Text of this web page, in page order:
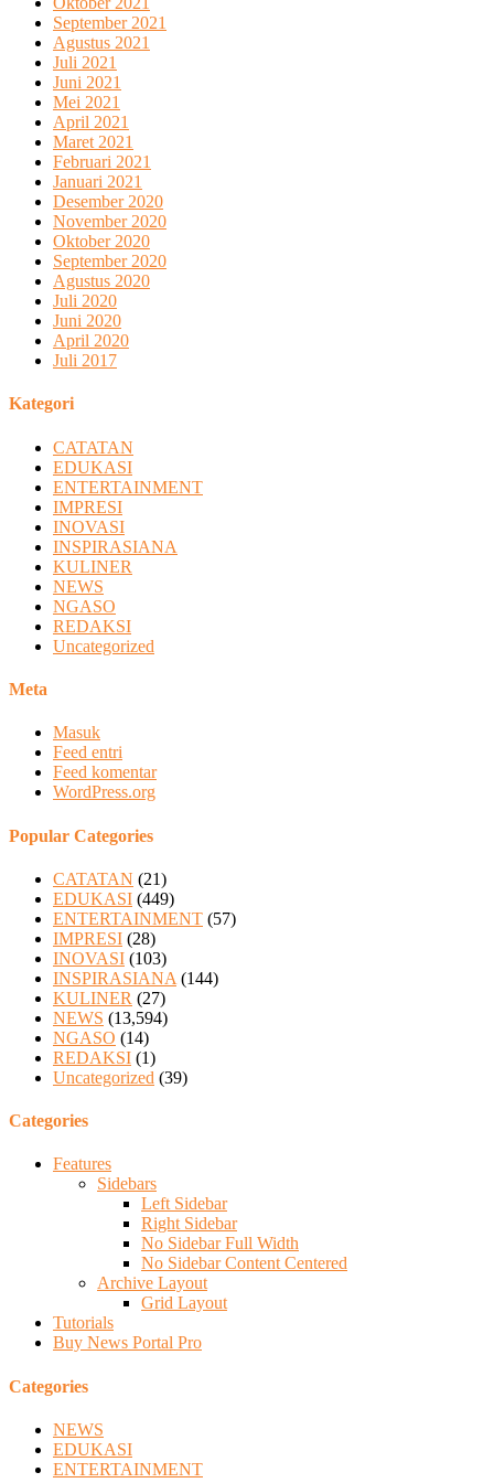
September 2021
Agustus 2021
Juli 2021
Juni 2021
Mei 2021
April 2021
Maret 2021
Februari 2021
Januari 2021
Desember 2020
November 2020
Oktober 2020
September 2020
Agustus 2020
Juli 2020
Juni 2020
April 2020
Juli 2017
Kategori
CATATAN
EDUKASI
ENTERTAINMENT
IMPRESI
INOVASI
INSPIRASIANA
KULINER
NEWS
NGASO
REDAKSI
Uncategorized
Meta
Masuk
Feed entri
Feed komentar
WordPress.org
Popular Categories
CATATAN (21)
EDUKASI (449)
ENTERTAINMENT (57)
IMPRESI (28)
INOVASI (103)
INSPIRASIANA (144)
KULINER (27)
NEWS (13,594)
NGASO (14)
REDAKSI (1)
Uncategorized (39)
Categories
Features
Sidebars
Left Sidebar
Right Sidebar
No Sidebar Full Width
No Sidebar Content Centered
Archive Layout
Grid Layout
Tutorials
Buy News Portal Pro
Categories
NEWS
EDUKASI
ENTERTAINMENT